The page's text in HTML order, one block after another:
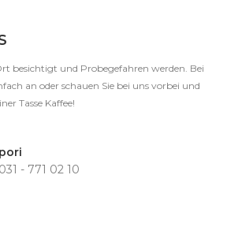
besichtigt und Probegefahren werden. Bei
an oder schauen Sie bei uns vorbei und
Tasse Kaffee!
- 771 02 10